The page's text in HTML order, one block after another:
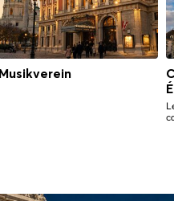
Musikverein